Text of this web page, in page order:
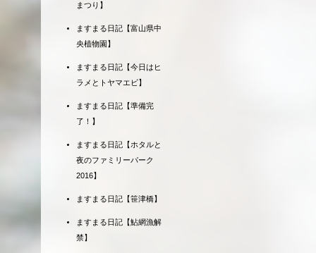
まつり】
ますまる日記【富山県中
央植物園】
ますまる日記【今日はヒ
ラメとトヤマエビ】
ますまる日記【準備完
了！】
ますまる日記【ホタルと
夜のファミリーパーク
2016】
ますまる日記【笹津橋】
ますまる日記【鮎網漁解
禁】